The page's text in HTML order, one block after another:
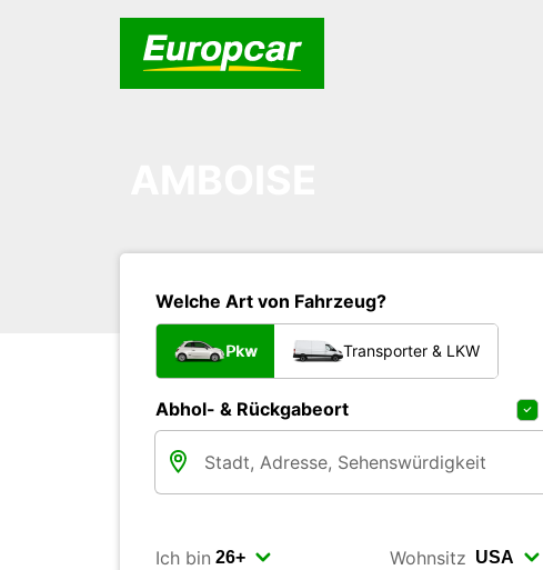
Welche Art von Fahrzeug?
Pkw Transporter & LKW
Abhol- & Rückgabeort
Ich bin Wohnsitz